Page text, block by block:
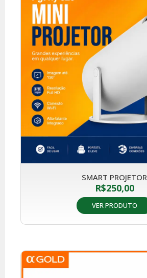
SMART PROJETOR
R$250,00
VER PRODUTO